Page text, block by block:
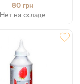
80 грн
Нет на складе